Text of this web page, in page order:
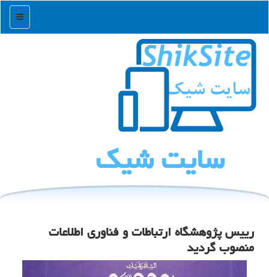
منو
سایت شیك
رییس پژوهشگاه ارتباطات و فناوری اطلاعات
منصوب گردید